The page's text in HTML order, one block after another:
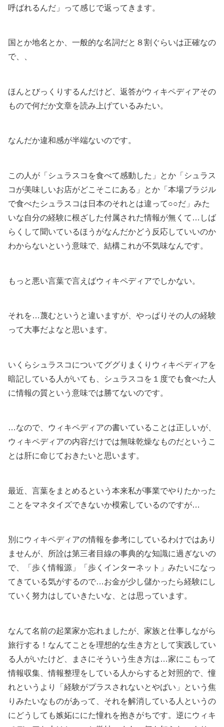
呼ばれるんだ」って感じで返ってきます。
国とか地名とか、一般的な名詞だと８割ぐらいは正確なの
で、、
ほんとびっくりするんだけど、返答がウィキペディアその
もので何だか文章を読み上げているみたい。
なんだか違和感が半端ないのです。
この人が「シュラスコを食べて感動した」とか「シュラス
コが美味しいお店がどこそこにある」とか「本場ブラジル
で食べたシュラスコは日本のそれとは違って○○だ」みた
いな自分の経験に根ざした付属された情報が無くて…しば
らくして聞いているほうがなんだかどう反応していいのか
わからないという意味で、結構これが不気味なんです。
もっと悪い言葉で言えばウィキペディアでしかない。
それを…蔑むというと違いますが、やっぱりその人の経験
って大事だよなと思います。
いくらシュラスコについてググりまくりウィキペディアを
暗記している人がいても、シュラスコを１度でも食べた人
に情報の質という意味では勝てないのです。
…なので、ウィキペディアの書いていることは正しいが、
ウィキペディアの内容だけでは無味乾燥なものだというこ
とは肝に命じておきたいと思います。
最近、言葉をまとめるという本来私が事業でやりたかった
ことをマネタイズできないか模索しているのですが…
別にウィキペディアの情報を参考にしているわけではあり
ませんが、所詮は第三者目線の事典的な知識に過ぎないの
で、「歩く情報源」「歩くインターネット」みたいになっ
てきている気がするので…お金が少し儲かったら経験にし
ていく努力はしていきたいな、とは思っています。
なんて名前の起業家か忘れましたが、家族と仕事しながら
旅行する！なんてことを理想的な生き方として実践してい
る人がいたけど、まさにそういう生き方は…家にこもって
情報収集、情報整理をしている人からすると対照的で、憧
れというより「経験がプラスされないとやばい」という焦
りみたいなものがあって、それを解消している人というの
にどうしても嫉妬ににた憧れを抱きがちです。逆にウィキ